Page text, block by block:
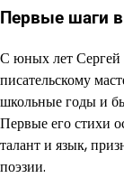
Первые шаги
С юных лет Сергей
писательскому
школьные годы и
Первые его стихи
талант и язык,
поэзии.